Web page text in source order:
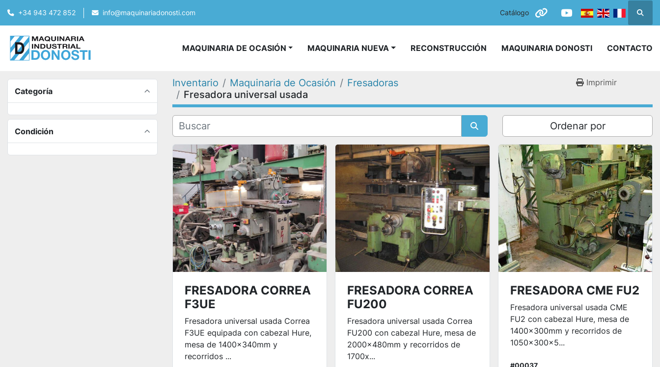
+34 943 472 852 info@maquinariadonosti.com Catálogo
otheryoutube
MAQUINARIA NUEVA
MAQUINARIA DE OCASIÓN RECONSTRUCCIÓN MAQUINARIA DONOSTI CONTACTO
Categoría
Condición
Inventario Maquinaria de Ocasión
Fresadoras
Fresadora universal usada
Imprimir
Ordenar por
FRESADORA CORREA
F3UE
Fresadora universal usada Correa
F3UE equipada con cabezal Hure,
mesa de 1400x340mm y
recorridos ...
FRESADORA CORREA
FU200
Fresadora universal usada Correa
FU200 con cabezal Hure, mesa de
2000x480mm y recorridos de
1700x...
FRESADORA CME FU2
Fresadora universal usada CME
FU2 con cabezal Hure, mesa de
1400x300mm y recorridos de
1050x300x5...
#00037